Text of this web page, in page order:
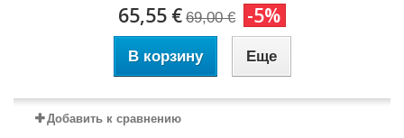
65,55 € 69,00 € -5%
В корзину Еще
Добавить к сравнению